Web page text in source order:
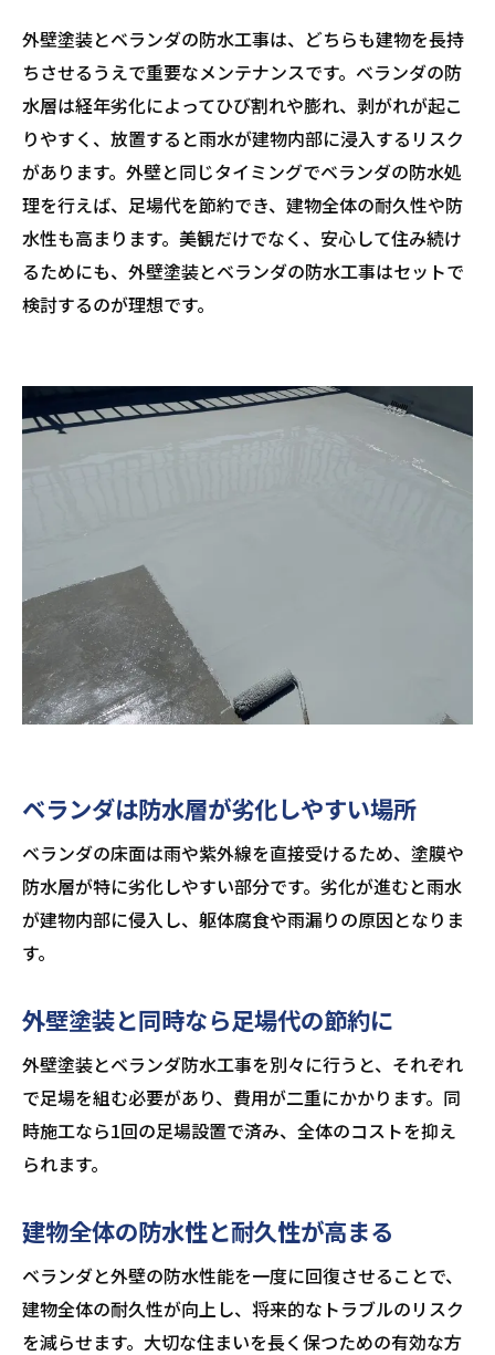
【外壁塗装・ベランダ防水】同時施工する際の
注意点
ベランダの使用制限を事前に確認する
業者との事前打ち合わせがトラブル防止に
両方を依頼できる業者を選ぶ
まとめ
外壁塗装とベランダの防水工事は、どちらも建物を長持
ちさせるうえで重要なメンテナンスです。ベランダの防
水層は経年劣化によってひび割れや膨れ、剥がれが起こ
りやすく、放置すると雨水が建物内部に浸入するリスク
があります。外壁と同じタイミングでベランダの防水処
理を行えば、足場代を節約でき、建物全体の耐久性や防
水性も高まります。美観だけでなく、安心して住み続け
るためにも、外壁塗装とベランダの防水工事はセットで
検討するのが理想です。
ベランダは防水層が劣化しやすい場所
ベランダの床面は雨や紫外線を直接受けるため、塗膜や
防水層が特に劣化しやすい部分です。劣化が進むと雨水
が建物内部に侵入し、躯体腐食や雨漏りの原因となりま
す。
外壁塗装と同時なら足場代の節約に
外壁塗装とベランダ防水工事を別々に行うと、それぞれ
で足場を組む必要があり、費用が二重にかかります。同
時施工なら1回の足場設置で済み、全体のコストを抑え
られます。
建物全体の防水性と耐久性が高まる
ベランダと外壁の防水性能を一度に回復させることで、
建物全体の耐久性が向上し、将来的なトラブルのリスク
を減らせます。大切な住まいを長く保つための有効な方